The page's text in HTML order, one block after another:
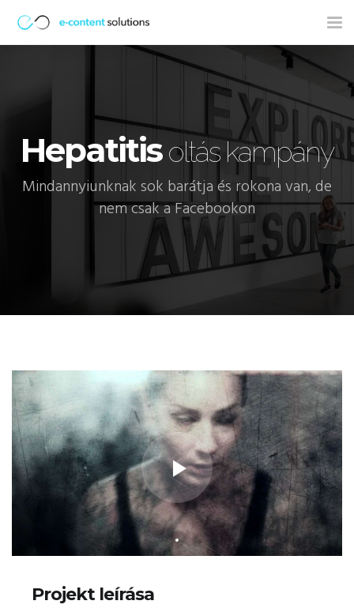
Hepatitisoltás kampány
Mindannyiunknak sok barátja és rokona van, de
nem csak a Facebookon
Projekt leírása